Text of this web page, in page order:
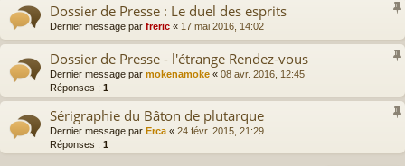
Dossier de Presse : Le duel des esprits
Dernier message par freric « 17 mai 2016, 14:02
Dossier de Presse - l'étrange Rendez-vous
Dernier message par mokenamoke « 08 avr. 2016, 12:45
Réponses : 1
Sérigraphie du Bâton de plutarque
Dernier message par Erca « 24 févr. 2015, 21:29
Réponses : 1